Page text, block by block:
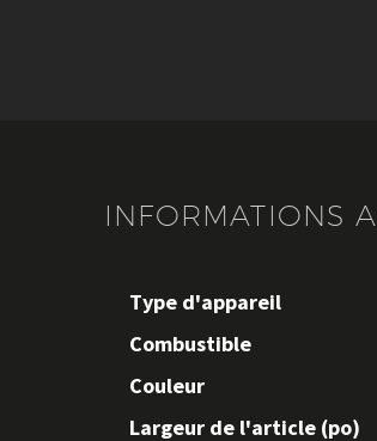
INFORMATIONS
Type d'appareil
Combustible
Couleur
Largeur de l'article (po)